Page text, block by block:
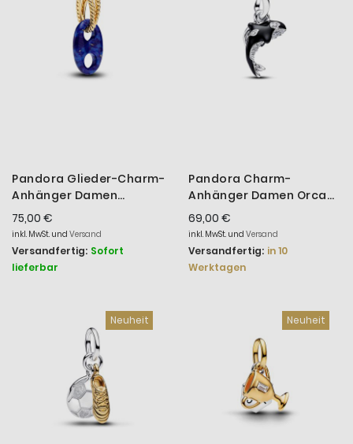
Pandora Glieder-Charm-
Anhänger Damen
Seemann 14K Vergoldet
764692C01
75,00 €
inkl. MwSt. und Versand
Versandfertig: Sofort
lieferbar
Pandora Charm-
Anhänger Damen Orca
Zirkonia Sterling-Silber
794683C01
69,00 €
inkl. MwSt. und Versand
Versandfertig: in 10
Werktagen
Neuheit Neuheit